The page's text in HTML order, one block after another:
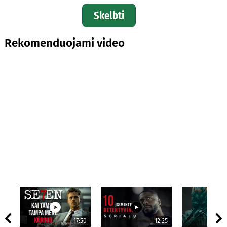
Skelbti
Rekomenduojami video
17:50 12:25